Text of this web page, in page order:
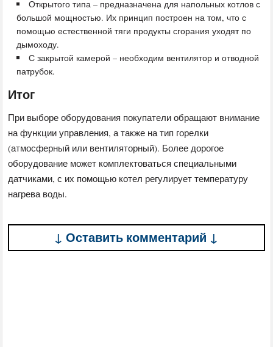
Открытого типа – предназначена для напольных котлов с
большой мощностью. Их принцип построен на том, что с
помощью естественной тяги продукты сгорания уходят по
дымоходу.
С закрытой камерой – необходим вентилятор и отводной
патрубок.
Итог
При выборе оборудования покупатели обращают внимание
на функции управления, а также на тип горелки
(атмосферный или вентиляторный). Более дорогое
оборудование может комплектоваться специальными
датчиками, с их помощью котел регулирует температуру
нагрева воды.
↓ Оставить комментарий ↓